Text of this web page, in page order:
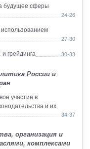
будущее сферы
24-26
27-30
грейдинга 30-33
России и
участие в
и их
34-37
организация и
комплексами